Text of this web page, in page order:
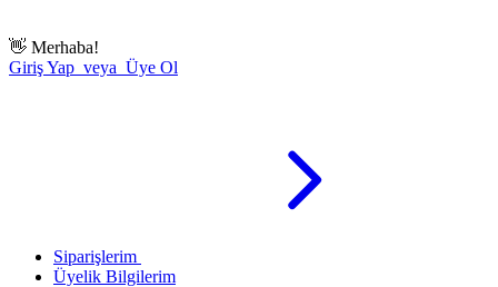
👋 Merhaba!
Giriş Yap veya Üye Ol
Siparişlerim
Üyelik Bilgilerim